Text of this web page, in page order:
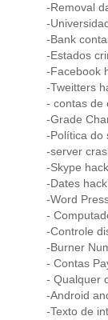
-Removal
-
-Bank
-Estados
-Facebook
-Tweitters
- contas de
-Grade
-Política do
-server
-Skype hack
-Dates hack
-Word
-
-Controle
-Burner
- Contas
- Qualquer
-Android
-Texto de